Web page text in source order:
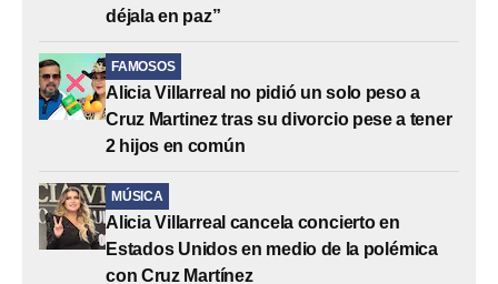
déjala en paz”
FAMOSOS
Alicia Villarreal no pidió un solo peso a
Cruz Martinez tras su divorcio pese a tener
2 hijos en común
MÚSICA
Alicia Villarreal cancela concierto en
Estados Unidos en medio de la polémica
con Cruz Martínez